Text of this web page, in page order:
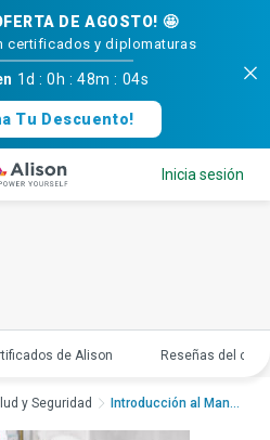
DE AGOSTO! 🤩
certificados y diplomaturas
1d :0h :48m : 03s
Tu Descuento!
Inicia sesión
de Alison Reseñas del
y Seguridad Introducción al Mant...